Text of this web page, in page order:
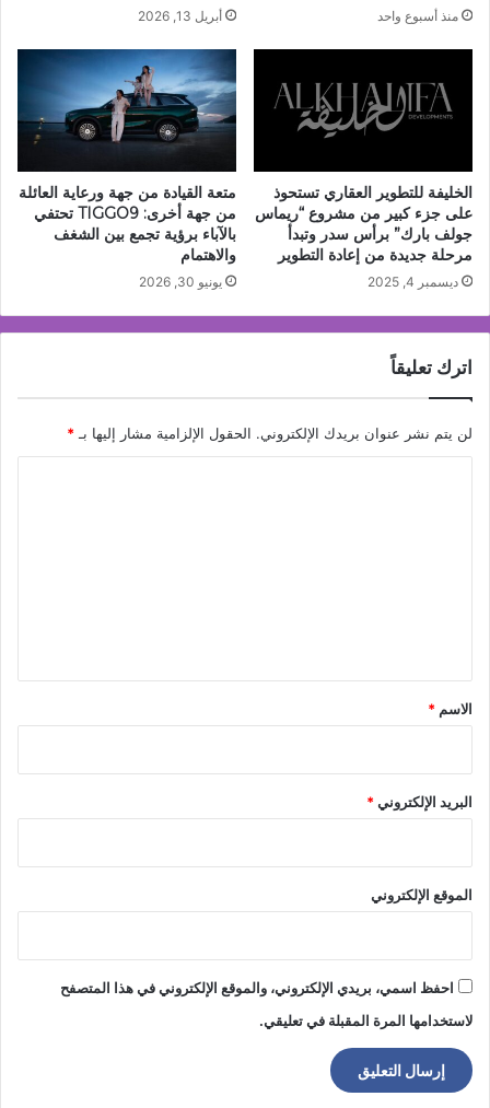
منذ أسبوع واحد أبريل 13, 2026
الخليفة للتطوير العقاري تستحوذ
على جزء كبير من مشروع “ريماس
جولف بارك” برأس سدر وتبدأ
مرحلة جديدة من إعادة التطوير
ديسمبر 4, 2025
متعة القيادة من جهة ورعاية العائلة
من جهة أخرى: TIGGO9 تحتفي
بالآباء برؤية تجمع بين الشغف
والاهتمام
يونيو 30, 2026
اترك تعليقاً
لن يتم نشر عنوان بريدك الإلكتروني. الحقول الإلزامية مشار إليها بـ*
*
الاسم *
البريد الإلكتروني*
الموقع الإلكتروني
احفظ اسمي، بريدي الإلكتروني، والموقع الإلكتروني في هذا المتصفح
لاستخدامها المرة المقبلة في تعليقي.